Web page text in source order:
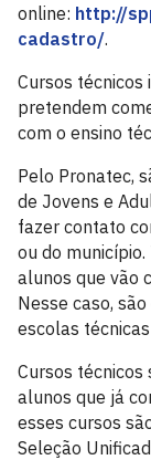
online: http://
cadastro/.
Cursos técnicos
pretendem
com o ensino
Pelo Pronatec,
de Jovens e
fazer contato
ou do
alunos que vão
Nesse caso,
escolas
Cursos
alunos que já
esses cursos
Seleção